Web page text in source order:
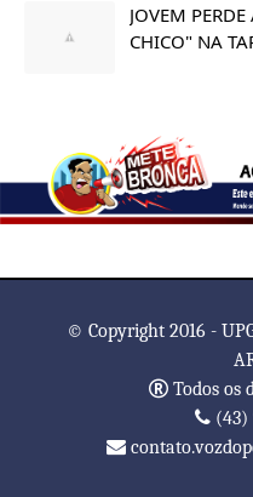
JOVEM
CHICO" NA
© Copyright 2016 -
Todos os
(43)